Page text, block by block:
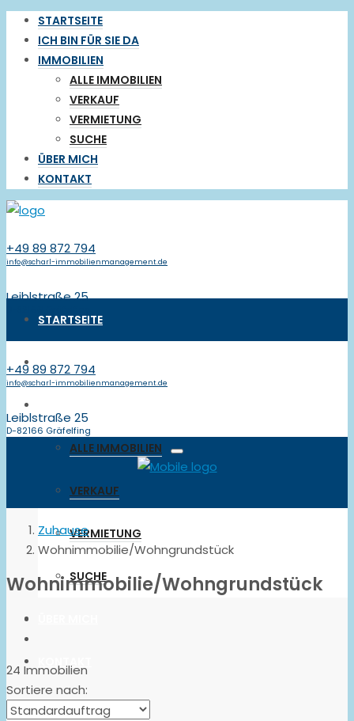
STARTSEITE
ICH BIN FÜR SIE DA
IMMOBILIEN
ALLE IMMOBILIEN
VERKAUF
VERMIETUNG
SUCHE
ÜBER MICH
KONTAKT
+49 89 872 794
info@scharl-immobilienmanagement.de
Leiblstraße 25
STARTSEITE
ICH BIN FÜR SIE DA
ALLE IMMOBILIEN
VERKAUF
VERMIETUNG
SUCHE
KONTAKT
+49 89 872 794
info@scharl-immobilienmanagement.de
Leiblstraße 25
D-82166 Gräfelfing
Zuhause
Wohnimmobilie/Wohngrundstück
Wohnimmobilie/Wohngrundstück
24 Immobilien
Sortiere nach: